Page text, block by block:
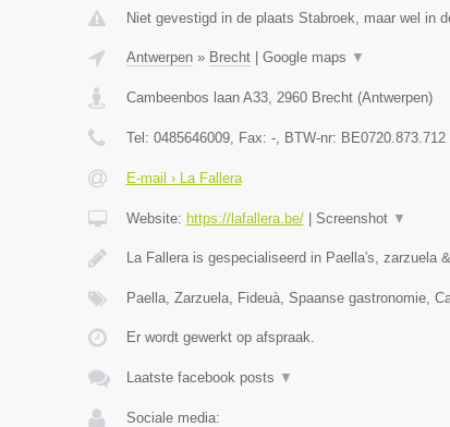
Niet gevestigd in de plaats Stabroek, maar wel in
Antwerpen» Brecht| Google maps ▼
Cambeenbos laan A33, 2960 Brecht(Antwerpen)
Tel: 0485646009, Fax: -, BTW-nr: BE0720.873.712
E-mail › La Fallera
Website: https://lafallera.be/| Screenshot ▼
La Fallera is gespecialiseerd in Paella's, zarzuela
Paella, Zarzuela, Fideuà, Spaanse gastronomie,
Er wordt gewerkt op afspraak.
Laatste facebook posts ▼
Sociale media: